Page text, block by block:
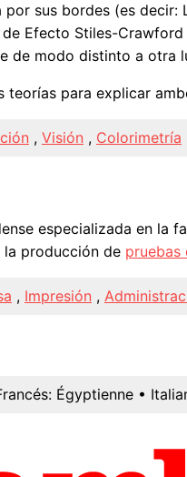
por sus bordes (es
Efecto Stiles-
de modo distinto a otra
teorías para explicar
, Visión , Colorimetría
especializada en la
producción de pruebas
, Impresión ,
Égyptienne •